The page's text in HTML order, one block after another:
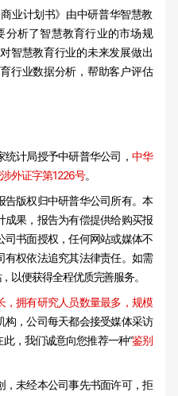
业计划书》由中研普华智慧教
分析了智慧教育行业的市场规
智慧教育行业的未来发展做出
行业数据分析，帮助客户评估
计局授予中研普华公司， 中华
外证字第1226号。
版权归中研普华公司所有。本
果，报告为有偿提供给购买报
书面授权，任何网站或媒体不
权依法追究其法律责任。如需
以便获得全程优质完善服务。
，拥有研究人员数量最多，规模
构，公司每天都会接受媒体采访
，我们诚意向您推荐一种“鉴别
未经本公司事先书面许可，拒